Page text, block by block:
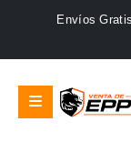
Envíos